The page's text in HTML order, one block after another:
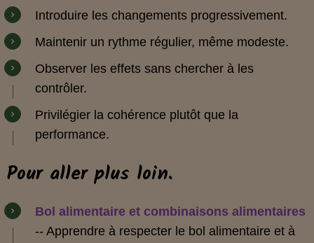
Introduire les changements progressivement.
Maintenir un rythme régulier, même modeste.
Observer les effets sans chercher à les
contrôler.
Privilégier la cohérence plutôt que la
performance.
Pour aller plus loin.
Bol alimentaire et combinaisons alimentaires
-- Apprendre à respecter le bol alimentaire et à